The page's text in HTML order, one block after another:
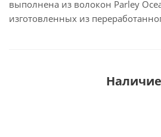
выполнена из волокон Parley
изготовленных из
Наличие